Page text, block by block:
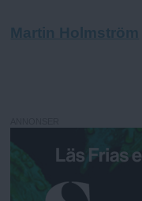
Martin Holmström